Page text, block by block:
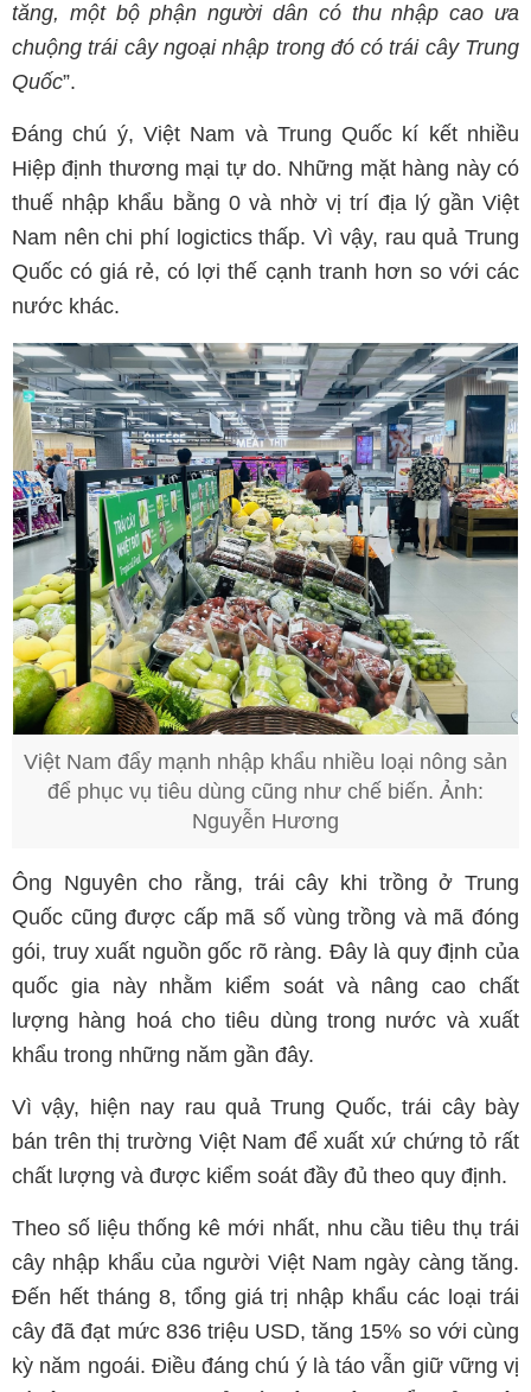
tăng, một bộ phận người dân có thu nhập cao ưa
chuộng trái cây ngoại nhập trong đó có trái cây Trung
Quốc”.
Đáng chú ý, Việt Nam và Trung Quốc kí kết nhiều
Hiệp định thương mại tự do. Những mặt hàng này có
thuế nhập khẩu bằng 0 và nhờ vị trí địa lý gần Việt
Nam nên chi phí logictics thấp. Vì vậy, rau quả Trung
Quốc có giá rẻ, có lợi thế cạnh tranh hơn so với các
nước khác.
Việt Nam đẩy mạnh nhập khẩu nhiều loại nông sản
để phục vụ tiêu dùng cũng như chế biến. Ảnh:
Nguyễn Hương
Ông Nguyên cho rằng, trái cây khi trồng ở Trung
Quốc cũng được cấp mã số vùng trồng và mã đóng
gói, truy xuất nguồn gốc rõ ràng. Đây là quy định của
quốc gia này nhằm kiểm soát và nâng cao chất
lượng hàng hoá cho tiêu dùng trong nước và xuất
khẩu trong những năm gần đây.
Vì vậy, hiện nay rau quả Trung Quốc, trái cây bày
bán trên thị trường Việt Nam để xuất xứ chứng tỏ rất
chất lượng và được kiểm soát đầy đủ theo quy định.
Theo số liệu thống kê mới nhất, nhu cầu tiêu thụ trái
cây nhập khẩu của người Việt Nam ngày càng tăng.
Đến hết tháng 8, tổng giá trị nhập khẩu các loại trái
cây đã đạt mức 836 triệu USD, tăng 15% so với cùng
kỳ năm ngoái. Điều đáng chú ý là táo vẫn giữ vững vị